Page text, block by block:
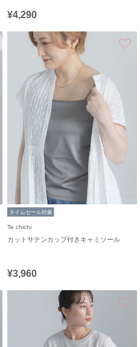
¥4,290
お気に入り
タイムセール対象
Te chichi
カットサテンカップ付きキャミソール
¥3,960